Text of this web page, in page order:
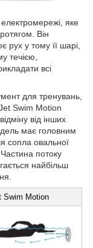
яке
Він
рух у тому її шарі,
течією,
всі
для тренувань,
Jet Swim Motion
від інших
має головним
сопла овальної
потоку
найбільш
Swim Motion